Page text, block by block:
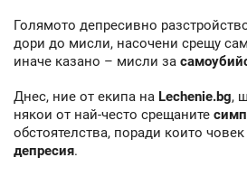
Голямото депресивно
дори до мисли, насочени срещу
иначе казано – мисли за
Днес, ние от екипа на Lechenie.bg,
някои от най-често срещаните
обстоятелства, поради които
депресия.